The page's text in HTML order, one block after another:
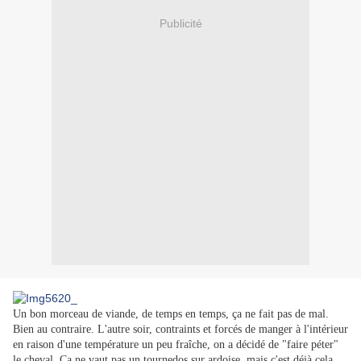
Publicité
Un bon morceau de viande, de temps en temps, ça ne fait pas de mal.
Bien au contraire. L'autre soir, contraints et forcés de manger à l'intérieur
en raison d'une température un peu fraîche, on a décidé de "faire péter"